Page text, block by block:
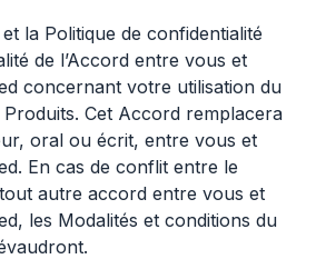
la Politique de confidentialité
de l’Accord entre vous et
concernant votre utilisation du
Cet Accord remplacera
oral ou écrit, entre vous et
En cas de conflit entre le
autre accord entre vous et
les Modalités et conditions du